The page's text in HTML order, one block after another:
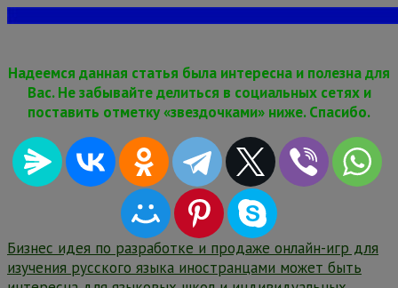
Надеемся данная статья была интересна и полезна для
Вас. Не забывайте делиться в социальных сетях и
поставить отметку «звездочками» ниже. Спасибо.
Навигация
по
Бизнес идея по разработке и продаже онлайн-игр для
изучения русского языка иностранцами может быть